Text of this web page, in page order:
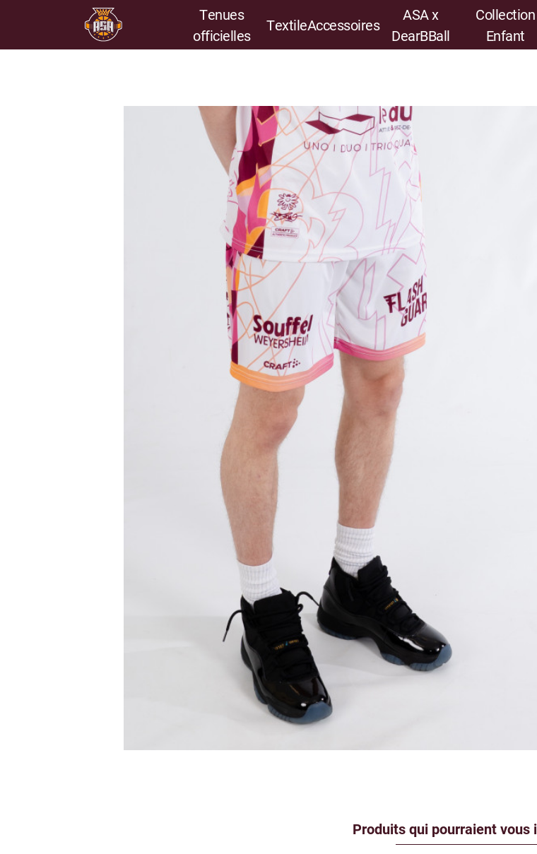
Tenues
officielles
TextileAccessoires
ASA x
DearBBall
Collection
Enfant
Produits qui pourraient vous